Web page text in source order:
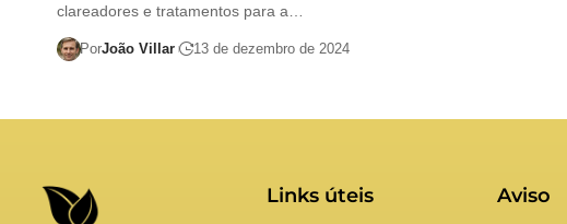
clareadores e tratamentos para a…
PorJoão Villar 13 de dezembro de 2024
Links úteis Aviso